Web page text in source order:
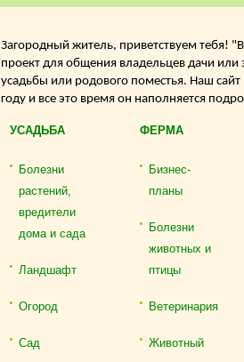
Загородный житель, приветствуем тебя!
проект для общения владельцев дачи или
усадьбы или родового поместья. Наш
году и все это время он наполняется
УСАДЬБА
Болезни
растений,
вредители
дома и сада
Ландшафт
Огород
Сад
ФЕРМА
Бизнес-
планы
Болезни
животных и
птицы
Ветеринария
Животный